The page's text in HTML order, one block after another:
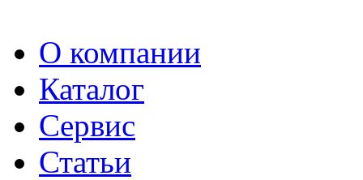
О компании
Каталог
Сервис
Статьи